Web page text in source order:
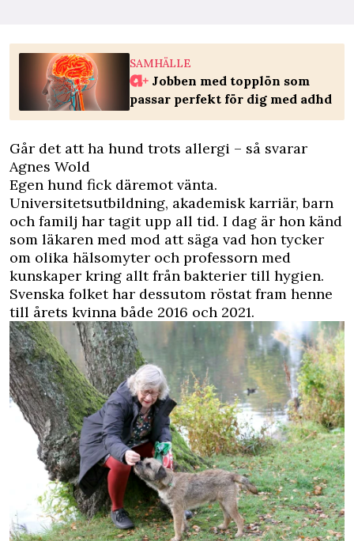
SAMHÄLLE
Jobben med topplön som
passar perfekt för dig med adhd
Går det att ha hund trots allergi – så svarar
Agnes Wold
Egen hund fick däremot vänta.
Universitetsutbildning, akademisk karriär, barn
och familj har tagit upp all tid. I dag är hon känd
som läkaren med mod att säga vad hon tycker
om olika hälsomyter och professorn med
kunskaper kring allt från bakterier till hygien.
Svenska folket har dessutom röstat fram henne
till årets kvinna både 2016 och 2021.